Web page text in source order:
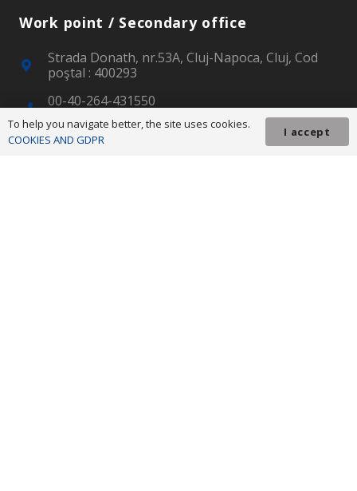
Work point / Secondary office
Strada Donath, nr.53A, Cluj-Napoca, Cluj, Cod
poştal : 400293
00-40-264-431550
00-40-264-439222
secretariat@nord-vest.ro
To help you navigate better, the site uses cookies.
COOKIES AND GDPR
I accept